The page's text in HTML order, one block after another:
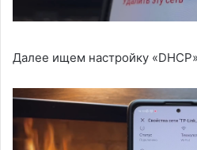
Далее ищем настройку